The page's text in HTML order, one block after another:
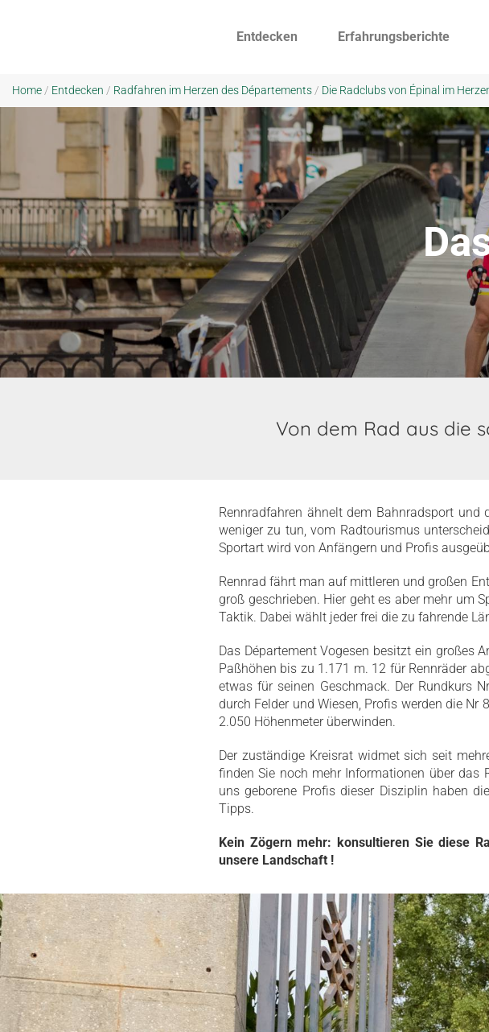
Entdecken Erfahrungsberichte
Home / Entdecken / Radfahren im Herzen des Départements / Die Radclubs von Épinal im
Von dem Rad aus die
Rennradfahren ähnelt dem Bahnradsport
weniger zu tun, vom Radtourismus
Sportart wird von Anfängern und Profis
Rennrad fährt man auf mittleren und großen
groß geschrieben. Hier geht es aber mehr um
Taktik. Dabei wählt jeder frei die zu fahrende
Das Département Vogesen besitzt ein großes
Paßhöhen bis zu 1.171 m. 12 für Rennräder
etwas für seinen Geschmack. Der Rundkurs
durch Felder und Wiesen, Profis werden die Nr
2.050 Höhenmeter überwinden.
Der zuständige Kreisrat widmet sich seit
finden Sie noch mehr Informationen über das
uns geborene Profis dieser Disziplin haben
Tipps.
Kein Zögern mehr: konsultieren Sie diese
unsere Landschaft !